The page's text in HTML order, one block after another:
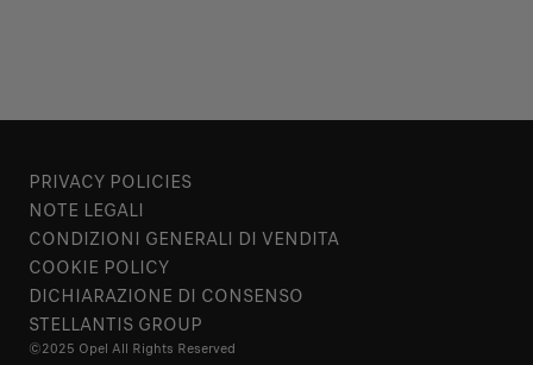
PRIVACY POLICIES
NOTE LEGALI
CONDIZIONI GENERALI DI VENDITA
COOKIE POLICY
DICHIARAZIONE DI CONSENSO
STELLANTIS GROUP
©2025 Opel All Rights Reserved